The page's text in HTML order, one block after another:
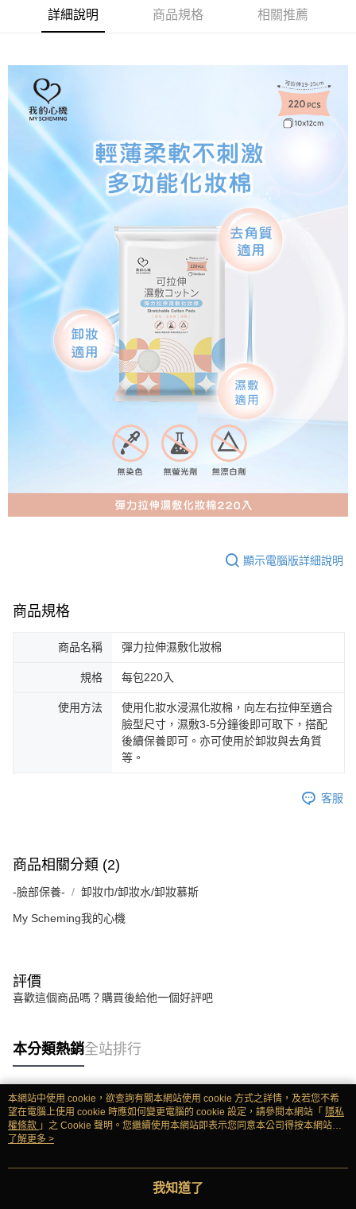
【「AFTEE先享後付」結帳流程】
１．於結帳方式選擇「AFTEE先享後付」後，將跳轉至「AFTEE先享後付」
ATM／網路銀行／等多元方式進行付款，方視為交易完成。
※ 請注意：結帳手續完成當下不需立刻繳費，但若您需要取消訂單，請聯絡
購買商品的店家。未經商家同意取消之訂單仍視為有效，需透過AFTEE先享
後付繳納相關費用。
※ 交易是否成功請以「AFTEE先享後付 」之結帳頁面顯示為準，若有關於
是否繳費成功／繳費後需取消欲退款等相關疑問，請聯繫「AFTEE先享後付
客戶支援中心」
https://netprotections.freshdesk.com/support/home
【注意事項】
１．透過由恩沛科技股份有限公司提供之「AFTEE先享後付」服務完成之交
易，需依本服務之必要範圍內提供個人資料，並將交易相關給付款項請求債
權轉讓予恩沛科技股份有限公司。
２．關於個人資料處理事宜，請瀏覽以下網址：
https://aftee.tw/terms/#terms3
３．未成年的使用者請事先徵得法定代理人或監護人之同意方可使用
「AFTEE先享後付」，若未經同意申辦者引起之損失，本公司不負相關責
４．使用「AFTEE先享後付」時，將依據個別帳號之用戶狀況，依本公司即
時審查核予不同之上限額度；若仍有額度不足之情形，本公司將視審查結果
請求用戶進行身份認證。
５．嚴禁一人註冊多個帳號或使用他人資訊註冊。若發現惡意使用之情形，
恩沛科技股份有限公司將有權停止該用戶之使用額度並採取法律行動。
付款後全家取貨
每筆NT$100，滿NT$799(含以上)免運費
7-11取貨付款
每筆NT$100，滿NT$799(含以上)免運費
付款後7-11取貨
每筆NT$100，滿NT$799(含以上)免運費
宅配
每筆NT$100，滿NT$1,000(含以上)免運費
海外配送(普通) 查看運費
詳細說明 商品規格 相關推薦
顯示電腦版詳細說明
商品規格
商品名稱 彈力拉伸濕敷化妝棉
規格 每包220入
使用方法
使用化妝水浸濕化妝棉，向左右拉伸至適合
臉型尺寸，濕敷3-5分鐘後即可取下，搭配
後續保養即可。亦可使用於卸妝與去角質
等。
客服
商品相關分類 (2)
-臉部保養- 卸妝巾/卸妝水/卸妝慕斯
My Scheming我的心機
評價
喜歡這個商品嗎？購買後給他一個好評吧
本分類熱銷全站排行
熱門標籤
本網站中使用 cookie，欲查詢有關本網站使用 cookie 方式之詳情，及若您不希
望在電腦上使用 cookie 時應如何變更電腦的 cookie 設定，請參閱本網站「 隱私
權條款 」之 Cookie 聲明。您繼續使用本網站即表示您同意本公司得按本網站使
用條款之 Cookie 聲明使用 cookie。
了解更多 >
我知道了